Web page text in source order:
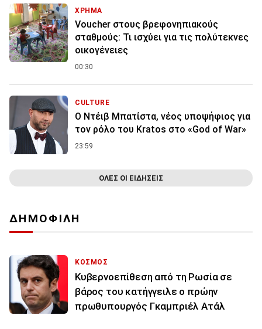
ΧΡΗΜΑ
Voucher στους βρεφονηπιακούς
σταθμούς: Τι ισχύει για τις πολύτεκνες
οικογένειες
00:30
CULTURE
Ο Ντέιβ Μπατίστα, νέος υποψήφιος για
τον ρόλο του Kratos στο «God of War»
23:59
ΟΛΕΣ ΟΙ ΕΙΔΗΣΕΙΣ
ΔΗΜΟΦΙΛΗ
ΚΟΣΜΟΣ
Κυβερνοεπίθεση από τη Ρωσία σε
βάρος του κατήγγειλε ο πρώην
πρωθυπουργός Γκαμπριέλ Ατάλ